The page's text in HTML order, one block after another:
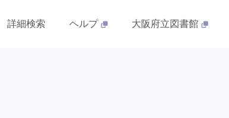
詳細検索 ヘルプ 大阪府立図書館